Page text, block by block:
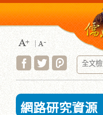
到
主
要
內
容
區
塊